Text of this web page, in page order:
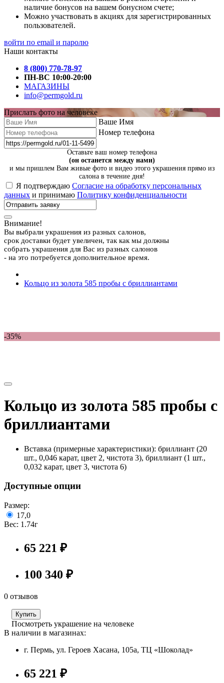
наличие бонусов на вашем бонусном счете;
Можно участвовать в акциях для зарегистрированных
пользователей.
войти по email и паролю
Наши контакты
8 (800) 770-78-97
ПН-ВС 10:00-20:00
МАГАЗИНЫ
info@permgold.ru
Прислать фото на человеке
Ваше Имя
Номер телефона
Оставьте ваш номер телефона
(он останется между нами)
и мы пришлем Вам живые фото и видео этого украшения прямо из
салона в течение дня!
Я подтверждаю Согласие на обработку персональных
данных и принимаю Политику конфиденциальности
Внимание!
Вы выбрали украшения из разных салонов,
срок доставки будет увеличен, так как мы должны
собрать украшения для Вас из разных салонов
- на это потребуется дополнительное время.
Кольцо из золота 585 пробы с бриллиантами
-35%
Кольцо из золота 585 пробы с
бриллиантами
Вставка (примерные характеристики): бриллиант (20
шт., 0,046 карат, цвет 2, чистота 3), бриллиант (1 шт.,
0,032 карат, цвет 3, чистота 6)
Доступные опции
Размер:
17,0
Вес: 1.74г
65 221 ₽
100 340 ₽
0 отзывов
Купить
Посмотреть украшение на человеке
В наличии в магазинах:
г. Пермь, ул. Героев Хасана, 105а, ТЦ «Шоколад»
65 221 ₽